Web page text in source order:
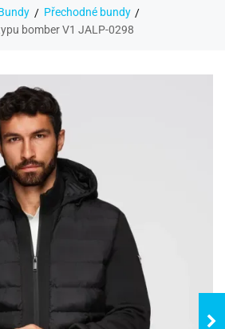
Přechodné bundy
bomber V1 JALP-0298